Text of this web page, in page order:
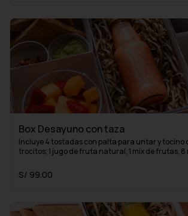
Box Desayuno con taza
Incluye 4 tostadas con palta para untar y tocino
trocitos; 1 jugo de fruta natural, 1 mix de frutas, 8
S/ 99.00